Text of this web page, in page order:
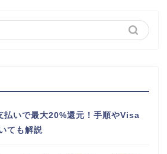
払いで最大20%還元！手順やVisa
ても解説